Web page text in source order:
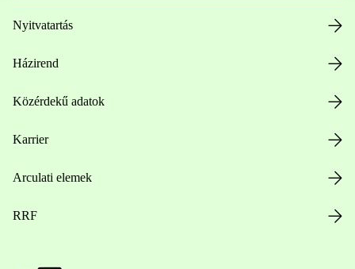
Nyitvatartás
Házirend
Közérdekű adatok
Karrier
Arculati elemek
RRF